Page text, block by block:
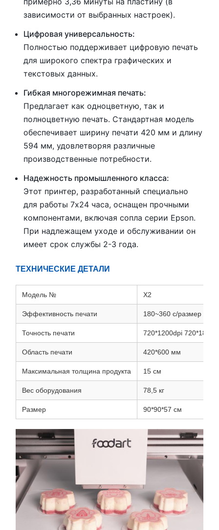
зависимости от выбранных настроек).
Цифровая универсальность:
Полностью поддерживает цифровую печать
для широкого спектра графических и
текстовых данных.
Гибкая многорежимная печать:
Предлагает как одноцветную, так и
полноцветную печать. Стандартная модель
обеспечивает ширину печати 420 мм и длину
594 мм, удовлетворяя различные
производственные потребности.
Надежность промышленного класса:
Этот принтер, разработанный специально
для работы 7x24 часа, оснащен прочными
компонентами, включая сопла серии Epson.
При надлежащем уходе и обслуживании он
имеет срок службы 2-3 года.
ТЕХНИЧЕСКИЕ ДЕТАЛИ
Модель № X2
Эффективность печати 180~360 с/размер A2
Точность печати 720*1200dpi
Область печати 420*600 мм
Максимальная толщина продукта 15 см
Вес оборудования 78,5 кг
Размер 90*90*57 см